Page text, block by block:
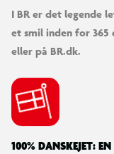
I BR er det legende
et smil inden for 365
eller på BR.dk.
100% DANSKEJET: